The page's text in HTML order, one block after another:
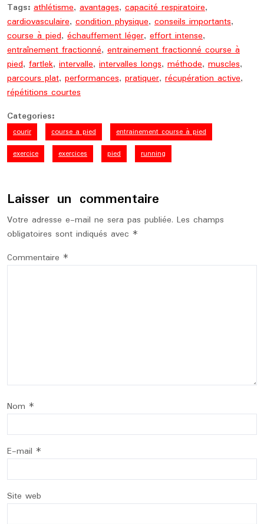
Tags: athlétisme, avantages, capacité respiratoire,
cardiovasculaire, condition physique, conseils importants,
course à pied, échauffement léger, effort intense,
entraînement fractionné, entrainement fractionné course à
pied, fartlek, intervalle, intervalles longs, méthode, muscles,
parcours plat, performances, pratiquer, récupération active,
répétitions courtes
Categories:
courir course a pied
entrainement course à pied
exercice
exercices pied running
Laisser un commentaire
Votre adresse e-mail ne sera pas publiée. Les champs
obligatoires sont indiqués avec *
Commentaire *
Nom *
E-mail *
Site web